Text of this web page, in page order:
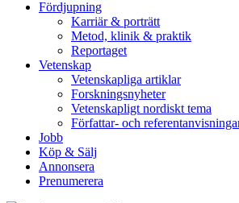
Fördjupning
Karriär & porträtt
Metod, klinik & praktik
Reportaget
Vetenskap
Vetenskapliga artiklar
Forskningsnyheter
Vetenskapligt nordiskt tema
Författar- och
Jobb
Köp & Sälj
Annonsera
Prenumerera